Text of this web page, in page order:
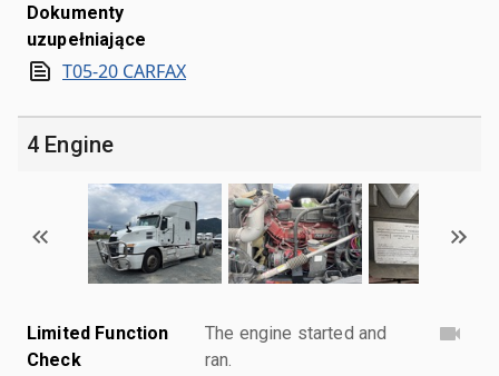
Dokumenty
uzupełniające
T05-20 CARFAX
4 Engine
Limited Function
Check
The engine started and
ran.